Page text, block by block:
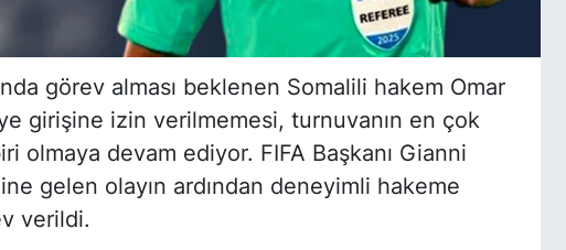
görev alması beklenen Somalili hakem Omar
girişine izin verilmemesi, turnuvanın en çok
olmaya devam ediyor. FIFA Başkanı Gianni
gelen olayın ardından deneyimli hakeme
verildi.